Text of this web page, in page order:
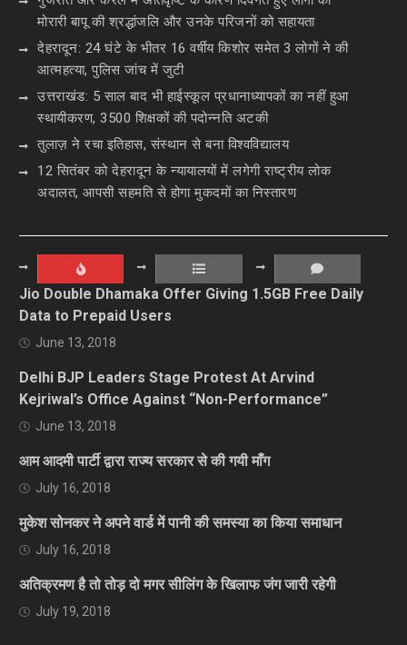
मोरारी बापू की श्रद्धांजलि और उनके परिजनों को सहायता
देहरादून: 24 घंटे के भीतर 16 वर्षीय किशोर समेत 3 लोगों ने की
आत्महत्या, पुलिस जांच में जुटी
उत्तराखंड: 5 साल बाद भी हाईस्कूल प्रधानाध्यापकों का नहीं हुआ
स्थायीकरण, 3500 शिक्षकों की पदोन्नति अटकी
तुलाज़ ने रचा इतिहास, संस्थान से बना विश्वविद्यालय
12 सितंबर को देहरादून के न्यायालयों में लगेगी राष्ट्रीय लोक
अदालत, आपसी सहमति से होगा मुकदमों का निस्तारण
Jio Double Dhamaka Offer Giving 1.5GB Free Daily
Data to Prepaid Users
June 13, 2018
Delhi BJP Leaders Stage Protest At Arvind
Kejriwal’s Office Against “Non-Performance”
June 13, 2018
आम आदमी पार्टी द्वारा राज्य सरकार से की गयी माँग
July 16, 2018
मुकेश सोनकर ने अपने वार्ड में पानी की समस्या का किया समाधान
July 16, 2018
अतिक्रमण है तो तोड़ दो मगर सीलिंग के खिलाफ जंग जारी रहेगी
July 19, 2018